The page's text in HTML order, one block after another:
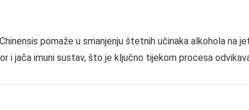
pomaže u smanjenju štetnih učinaka alkohola na
i jača imuni sustav, što je ključno tijekom procesa